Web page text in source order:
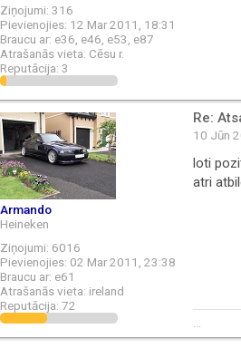
Ziņojumi: 316
Pievienojies: 12 Mar 2011, 18:31
Braucu ar: e36, e46, e53, e87
Atrašanās vieta: Cēsu r.
Reputācija: 3
Armando
Heineken
Ziņojumi: 6016
Pievienojies: 02 Mar 2011, 23:38
Braucu ar: e61
Atrašanās vieta: ireland
Reputācija: 72
Re:
10 Jūn
loti
atri